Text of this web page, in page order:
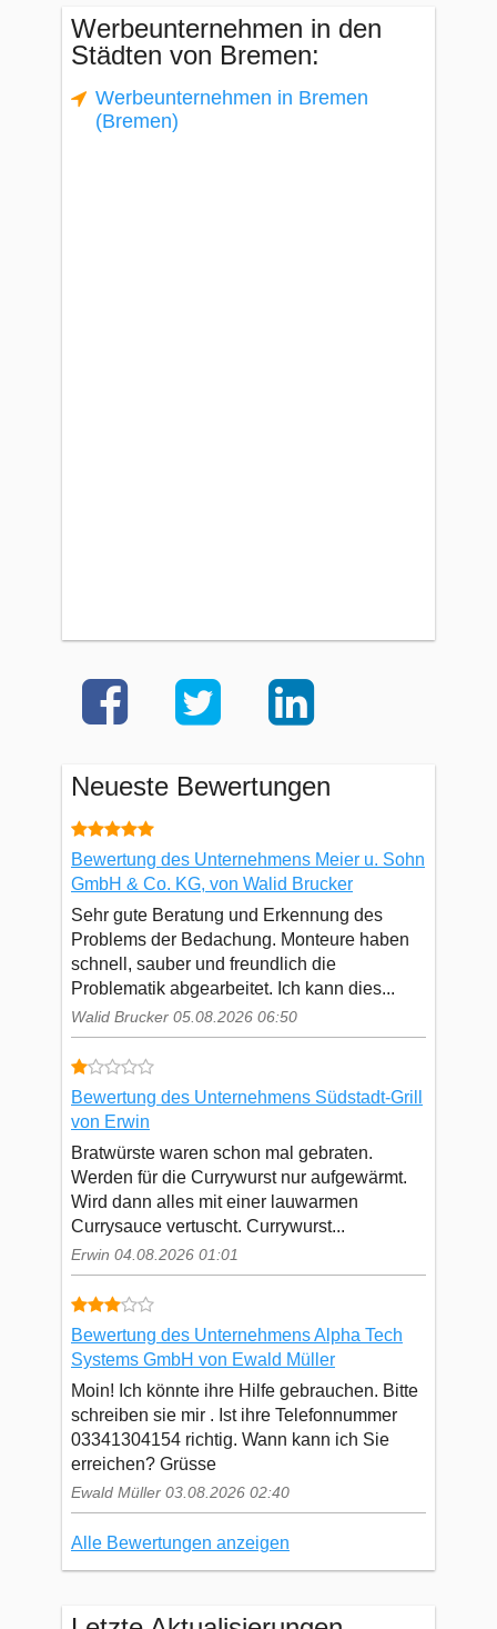
Werbeunternehmen in den
Städten von Bremen:
Werbeunternehmen in Bremen
(Bremen)
Neueste Bewertungen
Bewertung des Unternehmens Meier u. Sohn
GmbH & Co. KG, von Walid Brucker
Sehr gute Beratung und Erkennung des
Problems der Bedachung. Monteure haben
schnell, sauber und freundlich die
Problematik abgearbeitet. Ich kann dies...
Walid Brucker 05.08.2026 06:50
Bewertung des Unternehmens Südstadt-Grill
von Erwin
Bratwürste waren schon mal gebraten.
Werden für die Currywurst nur aufgewärmt.
Wird dann alles mit einer lauwarmen
Currysauce vertuscht. Currywurst...
Erwin 04.08.2026 01:01
Bewertung des Unternehmens Alpha Tech
Systems GmbH von Ewald Müller
Moin! Ich könnte ihre Hilfe gebrauchen. Bitte
schreiben sie mir . Ist ihre Telefonnummer
03341304154 richtig. Wann kann ich Sie
erreichen? Grüsse
Ewald Müller 03.08.2026 02:40
Alle Bewertungen anzeigen